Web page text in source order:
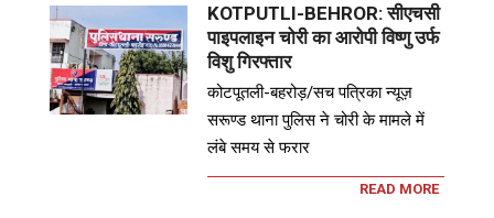
KOTPUTLI-BEHROR: सीएचसी
पाइपलाइन चोरी का आरोपी विष्णु उर्फ
विशु गिरफ्तार
कोटपूतली-बहरोड़/सच पत्रिका न्यूज़
सरूण्ड थाना पुलिस ने चोरी के मामले में
लंबे समय से फरार
READ MORE